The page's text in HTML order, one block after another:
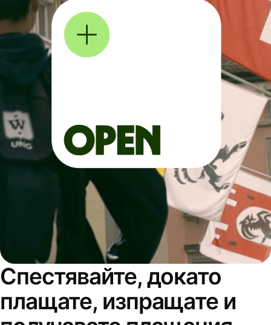
Спестявайте, докато
плащате, изпращате и